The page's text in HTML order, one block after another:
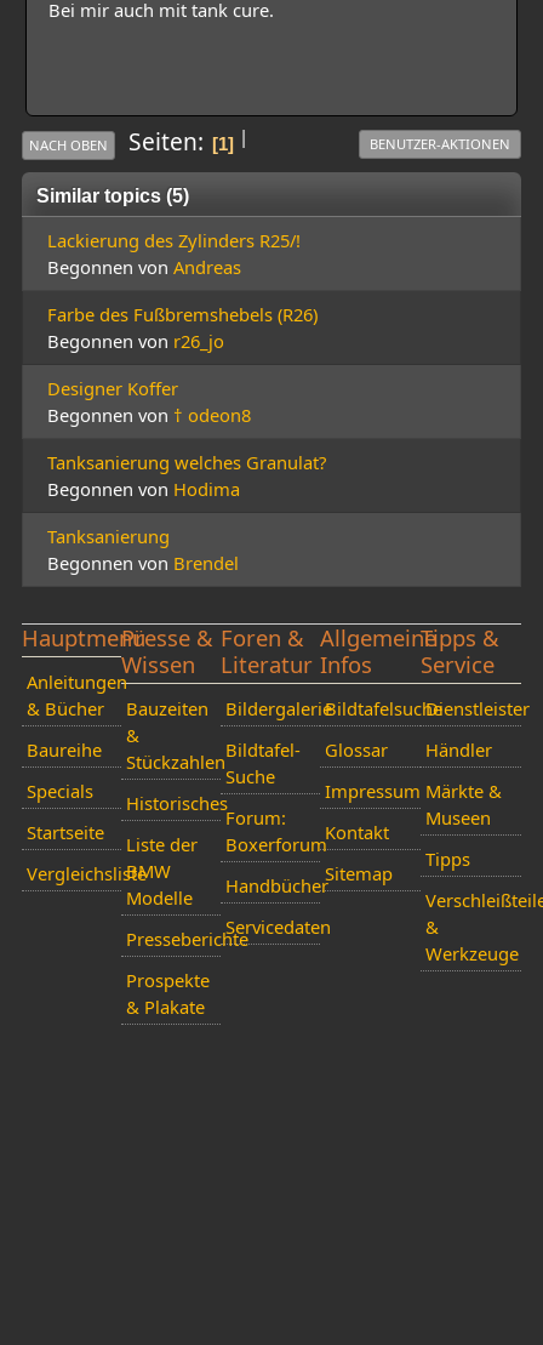
Bei mir auch mit tank cure.
|
NACH OBEN Seiten 1 BENUTZER-AKTIONEN
Similar topics (5)
Lackierung des Zylinders R25/!
Begonnen von Andreas
Farbe des Fußbremshebels (R26)
Begonnen von r26_jo
Designer Koffer
Begonnen von † odeon8
Tanksanierung welches Granulat?
Begonnen von Hodima
Tanksanierung
Begonnen von Brendel
Hauptmenü
Anleitungen
& Bücher
Baureihe
Specials
Startseite
Vergleichsliste
Presse &
Wissen
Bauzeiten
&
Stückzahlen
Historisches
Liste der
BMW
Modelle
Presseberichte
Prospekte
& Plakate
Foren &
Literatur
Bildergalerie
Bildtafel-
Suche
Forum:
Boxerforum
Handbücher
Servicedaten
Allgemeine
Infos
Bildtafelsuche
Glossar
Impressum
Kontakt
Sitemap
Tipps &
Service
Dienstleister
Händler
Märkte &
Museen
Tipps
&
Werkzeuge